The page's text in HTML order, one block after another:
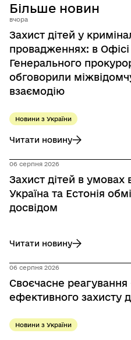
Більше новин
вчора
Захист дітей у
провадженнях: в Офісі
Генерального
обговорили
взаємодію
Новини з України
Читати новину
до Захист дітей у
06 серпня 2026
Захист дітей в умовах
Україна та Естонія
досвідом
Читати новину
до Захист дітей в умовах
06 серпня 2026
Своєчасне
ефективного захисту
Новини з України